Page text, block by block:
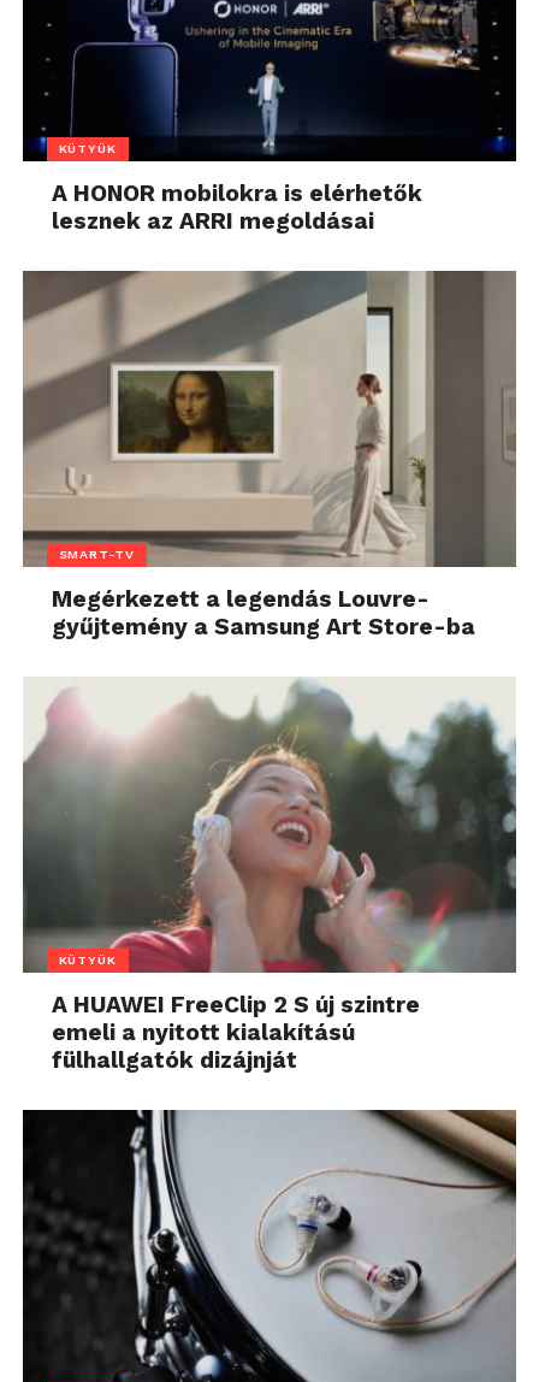
KÜTYÜK
A HONOR mobilokra is elérhetők
lesznek az ARRI megoldásai
SMART-TV
Megérkezett a legendás Louvre-
gyűjtemény a Samsung Art Store-ba
KÜTYÜK
A HUAWEI FreeClip 2 S új szintre
emeli a nyitott kialakítású
fülhallgatók dizájnját